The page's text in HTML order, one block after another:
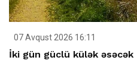
07 Avqust 2026 16:11
İki gün güclü külək əsəcək